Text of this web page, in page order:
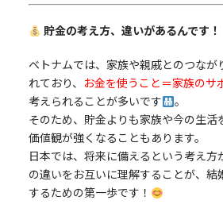
貯金の考え方、違いがあるんです！
ベトナムでは、家族や親戚とのつなが
れており、 お金を使うこと＝家族のサ
考えられることが多いです
。
そのため、貯金よりも家族や今の生活
価値観が強くなることもあります。
日本では、将来に備えるという考え方
の違いをお互いに理解することが、結
するための第一歩です！